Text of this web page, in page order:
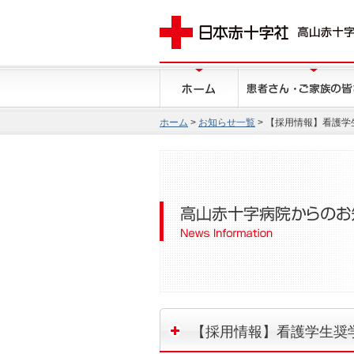
ホーム > お知らせ一覧 > 【採用情報】看護
【採用情報】看護学生